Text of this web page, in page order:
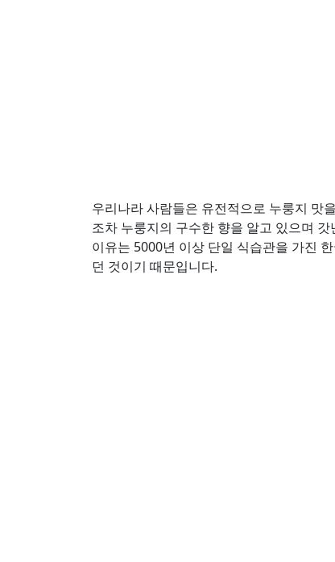
우리나라 사람들은 유전적으로 누룽지 맛
조차 누룽지의 구수한 향을 알고 있으며
이유는 5000년 이상 단일 식습관을 가진
던 것이기 때문입니다.